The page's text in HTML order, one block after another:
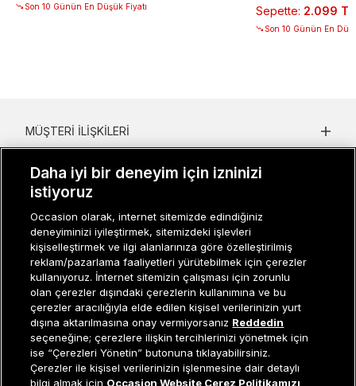
Sepete Ekle
Son 10 Günün En Düşük Fiyatı Sepette: 2.099 TL
Son 10 Günün En
Müşteri İlişkileri0 850 800 01 20
MÜŞTERI İLIŞKILERI
KURUMSAL
KADIN KATEGORILER
GRUP MARKALAR
ERKEK KATEGORILER
Occasion bir EREN PERAKENDE markasıdır. © Eren Holding
Daha iyi bir deneyim için izninizi
istiyoruz
Occasion olarak, internet sitemizde edindiğiniz
deneyiminizi iyileştirmek, sitemizdeki işlevleri
kişiselleştirmek ve ilgi alanlarınıza göre özelleştirilmiş
reklam/pazarlama faaliyetleri yürütebilmek için çerezler
kullanıyoruz. İnternet sitemizin çalışması için zorunlu
olan çerezler dışındaki çerezlerin kullanımına ve bu
çerezler aracılığıyla elde edilen kişisel verilerinizin yurt
dışına aktarılmasına onay vermiyorsanız Reddedin
seçeneğine; çerezlere ilişkin tercihlerinizi yönetmek için
ise “Çerezleri Yönetin” butonuna tıklayabilirsiniz.
Çerezler ile kişisel verilerinizin işlenmesine dair detaylı
bilgi almak için Occasion Website Çerez Politikamızı